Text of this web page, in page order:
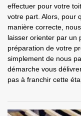
effectuer pour votre
votre part. Alors, pour
manière correcte,
laisser orienter par un
préparation de votre
simplement de nous
démarche vous
pas à franchir cette